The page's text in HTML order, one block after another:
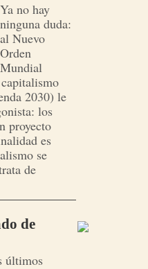
Ya no hay
ninguna duda:
al Nuevo
Orden
Mundial
2030) le
los
proyecto
es
se
de
de
últimos